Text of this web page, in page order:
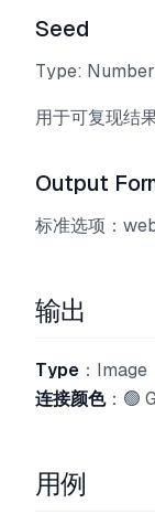
Seed
Type: Number
用于可复现结果
Output
标准选项：
输出
Type ：Image
连接颜色：🟢
用例